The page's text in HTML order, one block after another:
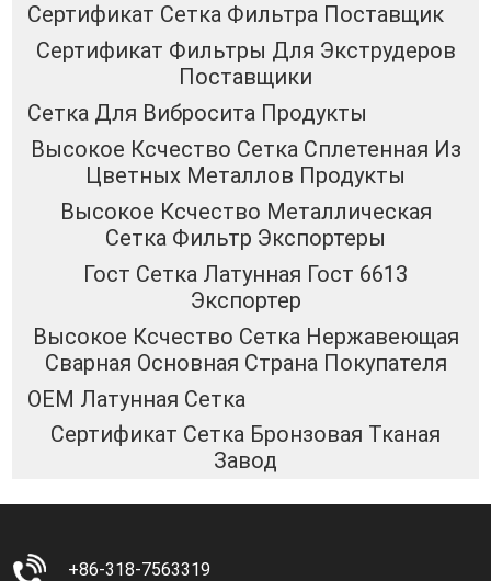
Сертификат Сетка Фильтра Поставщик
Сертификат Фильтры Для Экструдеров
Поставщики
Сетка Для Вибросита Продукты
Высокое Ксчество Сетка Сплетенная Из
Цветных Металлов Продукты
Высокое Ксчество Металлическая
Сетка Фильтр Экспортеры
Гост Сетка Латунная Гост 6613
Экспортер
Высокое Ксчество Сетка Нержавеющая
Сварная Основная Страна Покупателя
OEM Латунная Сетка
Сертификат Сетка Бронзовая Тканая
Завод
+86-318-7563319